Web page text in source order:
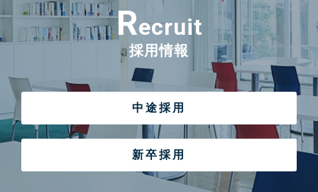
Recruit
採用情報
中途採用
新卒採用